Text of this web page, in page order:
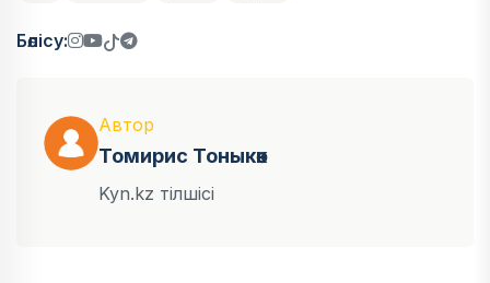
Бөлісу:
Автор
Томирис Тоныкөк
Kyn.kz тілшісі